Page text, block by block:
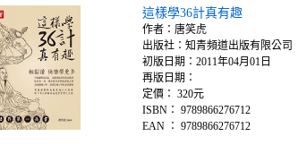
這樣學36計真有趣
作者：唐笑虎
出版社：知青頻道出版有限公司
初版日期：2011年04月01日
再版日期：
定價： 320元
ISBN： 9789866276712
EAN ： 9789866276712